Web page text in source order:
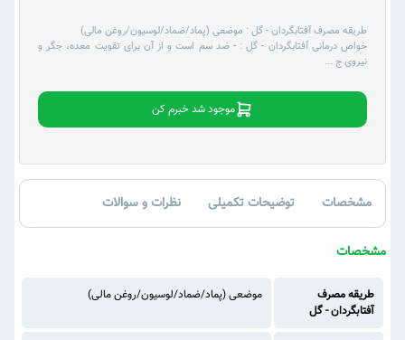
طریقه مصرف آفتابگردان - گل : موضعی (پماد/ضماد/لوسیون/روغن مالی)
خواص درمانی آفتابگردان - گل :- ضد سم است و از آن برای تقویت معده، جگر و
نیروی ج...
موجود شد خبرم کن
مشخصات توضیحات تکمیلی نظرات و سوالات
مشخصات
طریقه مصرف
آفتابگردان - گل
موضعی (پماد/ضماد/لوسیون/روغن مالی)